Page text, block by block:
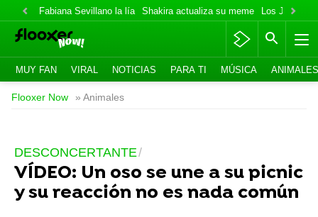
Fabiana Sevillano la lía Shakira actualiza su meme Los Jonas
MUY FAN VIRAL NOTICIAS PARA TI MÚSICA ANIMALES
Flooxer Now » Animales
DESCONCERTANTE
VÍDEO: Un oso se une a su picnic
y su reacción no es nada común